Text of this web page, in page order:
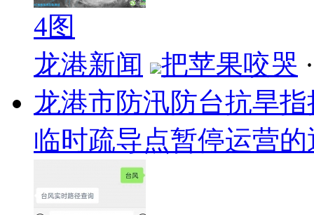
4图
龙港新闻
把苹果咬哭 ·
龙港市防汛防台抗旱
临时疏导点暂停运营的